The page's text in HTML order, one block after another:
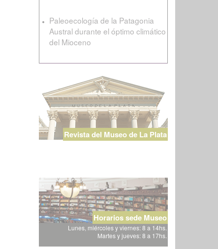
Paleoecología de la Patagonia
Austral durante el óptimo climático
del Mioceno
Revista del Museo de La Plata
Horarios sede Museo
Lunes, miércoles y viernes: 8 a 14hs.
Martes y jueves: 8 a 17hs.